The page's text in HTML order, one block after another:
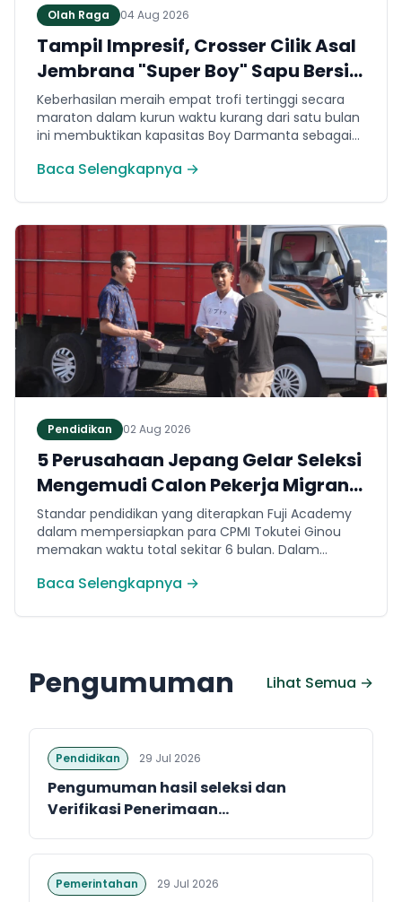
Olah Raga 04 Aug 2026
Tampil Impresif, Crosser Cilik Asal
Jembrana "Super Boy" Sapu Bersih
4 Gelar Juara Motocross 50cc di
Jawa
Keberhasilan meraih empat trofi tertinggi secara
maraton dalam kurun waktu kurang dari satu bulan
ini membuktikan kapasitas Boy Darmanta sebagai
dimiliki Jembrana di kancah motocross nasional
Baca Selengkapnya →
Pendidikan 02 Aug 2026
5 Perusahaan Jepang Gelar Seleksi
Mengemudi Calon Pekerja Migran
Jembrana
Standar pendidikan yang diterapkan Fuji Academy
dalam mempersiapkan para CPMI Tokutei Ginou
memakan waktu total sekitar 6 bulan. Dalam
menguasai sejumlah kompetensi. Seperti
(internal Fuji Academy). Sertifikasi resmi bahasa
Jepang.
Baca Selengkapnya →
Pengumuman Lihat Semua →
Pendidikan 29 Jul 2026
Pengumuman hasil seleksi dan
Verifikasi Penerimaan...
Pemerintahan 29 Jul 2026